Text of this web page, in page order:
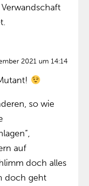
2021 um 14:14
so wie
auf
doch alles
doch geht